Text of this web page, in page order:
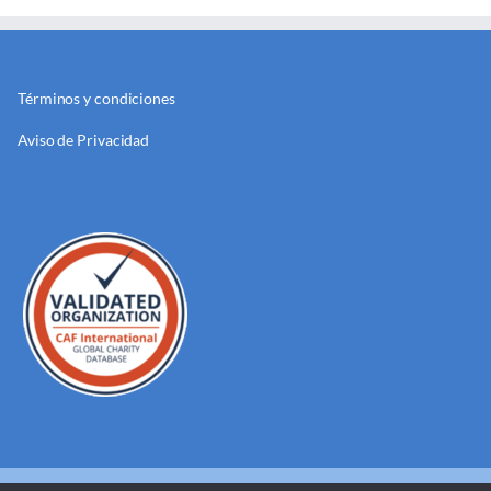
Términos y condiciones
Aviso de Privacidad